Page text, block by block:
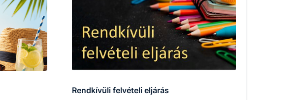
Rendkívüli felvételi eljárás